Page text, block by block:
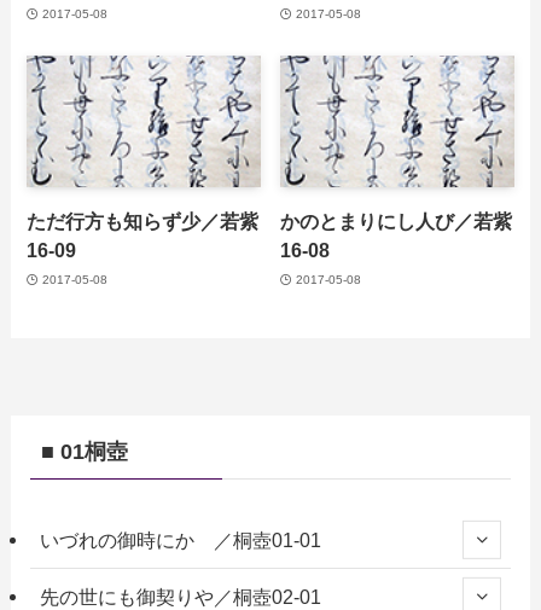
2017-05-08 2017-05-08
ただ行方も知らず少／若紫
16-09
2017-05-08
かのとまりにし人び／若紫
16-08
2017-05-08
■ 01桐壺
いづれの御時にか ／桐壺01-01
先の世にも御契りや／桐壺02-01